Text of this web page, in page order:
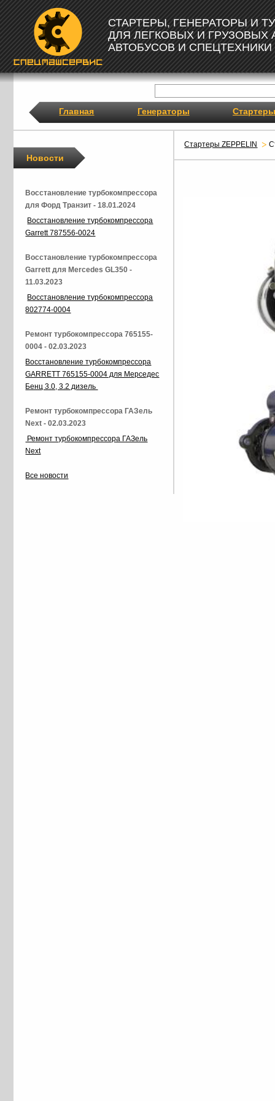
СТАРТЕРЫ, ГЕНЕРАТОРЫ И
ДЛЯ ЛЕГКОВЫХ И ГРУЗОВЫХ
АВТОБУСОВ И СПЕЦТЕХНИКИ
Главная Генераторы Стартеры
Стартеры ZEPPELIN
Новости
Восстановление турбокомпрессора
для Форд Транзит - 18.01.2024
Восстановление турбокомпрессора
Garrett 787556-0024
Восстановление турбокомпрессора
Garrett для Mercedes GL350 -
11.03.2023
Восстановление турбокомпрессора
802774-0004
Ремонт турбокомпрессора 765155-
0004 - 02.03.2023
Восстановление турбокомпрессора
GARRETT 765155-0004 для Мерседес
Бенц 3.0, 3.2 дизель
Ремонт турбокомпрессора ГАЗель
Next - 02.03.2023
Ремонт турбокомпрессора ГАЗель
Next
Все новости